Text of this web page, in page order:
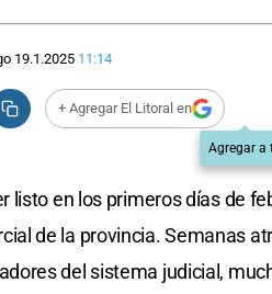
19.1.2025 11:14
+ Agregar El Litoral en
Agregar a
listo en los primeros días de
de la provincia. Semanas
del sistema judicial,